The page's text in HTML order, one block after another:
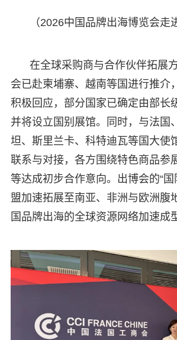
（2026中国品牌出海博览会走
在全球采购商与合作伙伴拓展
会已赴柬埔寨、越南等国进行推介
积极回应，部分国家已确定由部长
并将设立国别展馆。同时，与法国
坦、斯里兰卡、科特迪瓦等国大使
联系与对接，各方围绕特色商品参
等达成初步合作意向。出博会的“国
盟加速拓展至南亚、非洲与欧洲腹
国品牌出海的全球资源网络加速成